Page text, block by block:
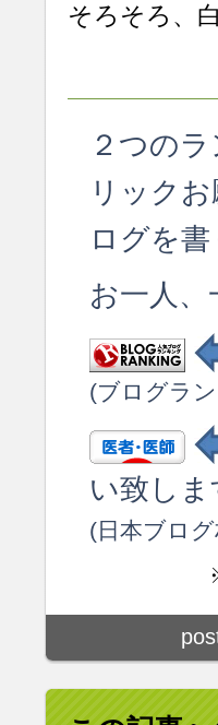
そろそろ、
２つの
リック
ログを
お一人、
(ブログラ
い致しま
(日本ブロ